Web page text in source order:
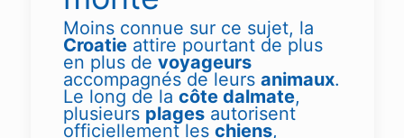
Moins connue sur ce sujet, la
Croatieattire pourtant de plus
en plus de voyageurs
accompagnés de leurs animaux.
Le long de la côte dalmate,
plusieurs plagesautorisent
officiellement les chiens,